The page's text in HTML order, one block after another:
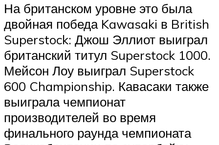
На британском уровне это была
двойная победа Kawasaki в British
Superstock: Джош Эллиот выиграл
британский титул Superstock 1000.
Мейсон Лоу выиграл Superstock
600 Championship. Кавасаки также
выиграла чемпионат
производителей во время
финального раунда чемпионата